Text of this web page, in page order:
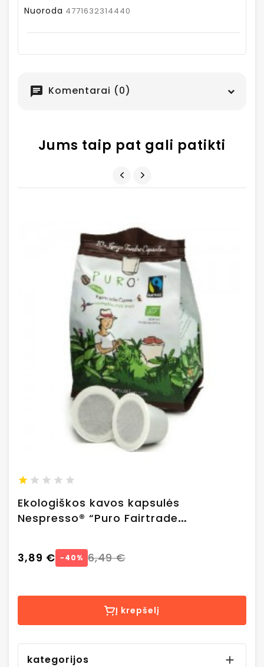
Nuoroda 4771632314440
chat Komentarai (0)
Jums taip pat gali patikti
Ekologiškos kavos kapsulės
Nespresso® “Puro Fairtrade
3,89 € −40% 6,49 €
Į krepšelį
kategorijos 